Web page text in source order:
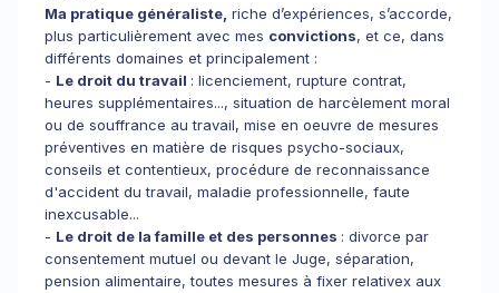
Ma pratique généraliste, riche d’expériences, s’accorde,
plus particulièrement avec mes convictions, et ce, dans
différents domaines et principalement :
- Le droit du travail : licenciement, rupture contrat,
heures supplémentaires..., situation de harcèlement moral
ou de souffrance au travail, mise en oeuvre de mesures
préventives en matière de risques psycho-sociaux,
conseils et contentieux, procédure de reconnaissance
d'accident du travail, maladie professionnelle, faute
inexcusable...
- Le droit de la famille et des personnes : divorce par
consentement mutuel ou devant le Juge, séparation,
pension alimentaire, toutes mesures à fixer relativex aux